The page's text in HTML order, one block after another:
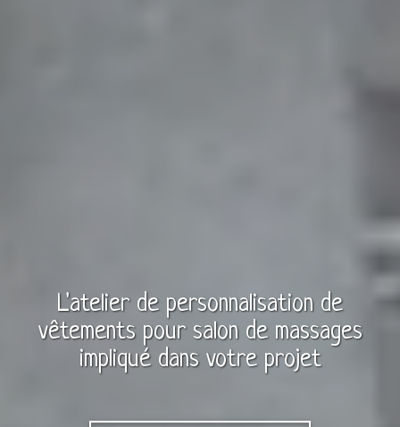
L'atelier de personnalisation de
vêtementspour salon de massages
impliqué dans votre projet